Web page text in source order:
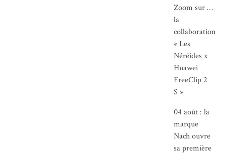
Zoom sur …
la
collaboration
« Les
Néréides x
Huawei
FreeClip 2
S »
04 août : la
marque
Nach ouvre
sa première